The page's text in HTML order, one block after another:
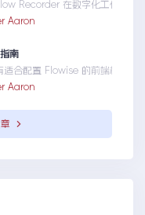
Recorder 在数字化工作环境
Aaron
南
适合配置 Flowise 的前端框架
Aaron